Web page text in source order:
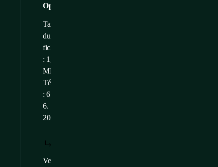
Optimax
Taille
du
fichier
: 1,78
MB
Téléchargé
: 6.
6.
2025
Versions